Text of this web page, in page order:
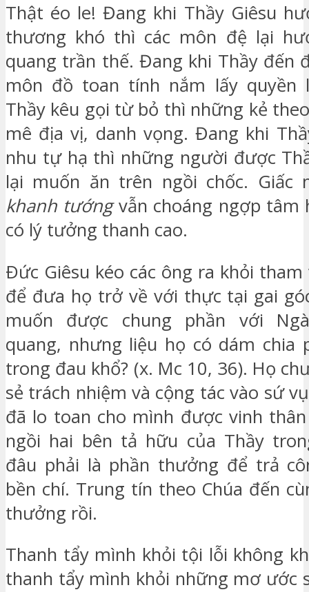
Thật éo le! Đang khi Thầy Giêsu
thương khó thì các môn đệ lại
quang trần thế. Đang khi Thầy đến
môn đồ toan tính nắm lấy quyền
Thầy kêu gọi từ bỏ thì những kẻ
mê địa vị, danh vọng. Đang khi
nhu tự hạ thì những người được
lại muốn ăn trên ngồi chốc.
khanh tướngvẫn choáng ngợp tâm
có lý tưởng thanh cao.
Ðức Giêsu kéo các ông ra khỏi
để đưa họ trở về với thực tại gai
muốn được chung phần với
quang, nhưng liệu họ có dám chia
trong đau khổ? (x. Mc 10, 36). Họ
sẻ trách nhiệm và cộng tác vào sứ
đã lo toan cho mình được vinh
ngồi hai bên tả hữu của Thầy
đâu phải là phần thưởng để trả
bền chí. Trung tín theo Chúa đến
thưởng rồi.
Thanh tẩy mình khỏi tội lỗi không
thanh tẩy mình khỏi những mơ ước